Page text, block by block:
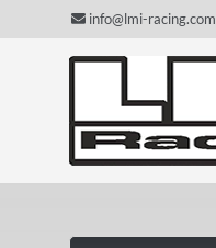
info@lmi-racing.com